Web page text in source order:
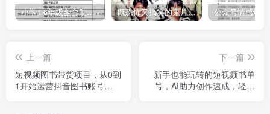
小学1-6年级全套助学资源包（9000GB）(超值的精品资源-会员也需单独购买哦) 既恐怖又搞笑的鬼片（10部猛鬼恐怖片都是喜剧片）
上一篇
短视频图书带货项目，从0到
1开始运营抖音图书账号
下一篇
新手也能玩转的短视频书单
号，AI助力创作速成，轻松